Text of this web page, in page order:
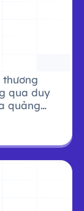
qua duy
quảng